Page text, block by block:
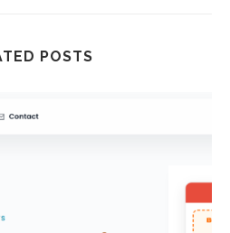
POSTS